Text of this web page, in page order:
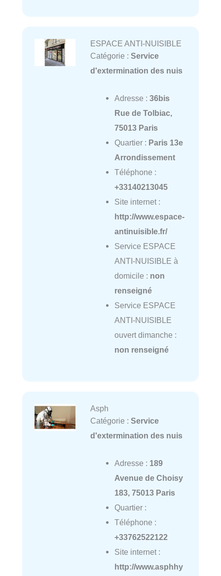
ESPACE ANTI-NUISIBLE
Catégorie : Service
d'extermination des nuis
Adresse : 36bis
Rue de Tolbiac,
75013 Paris
Quartier : Paris 13e
Arrondissement
Téléphone :
+33140213045
Site internet :
http://www.espace-
antinuisible.fr/
Service ESPACE
ANTI-NUISIBLE à
domicile : non
renseigné
Service ESPACE
ANTI-NUISIBLE
ouvert dimanche :
non renseigné
Asph
Catégorie : Service
d'extermination des nuis
Adresse : 189
Avenue de Choisy
183, 75013 Paris
Quartier :
Téléphone :
+33762522122
Site internet :
http://www.asphhy